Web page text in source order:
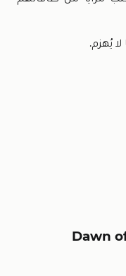
يُهزم.